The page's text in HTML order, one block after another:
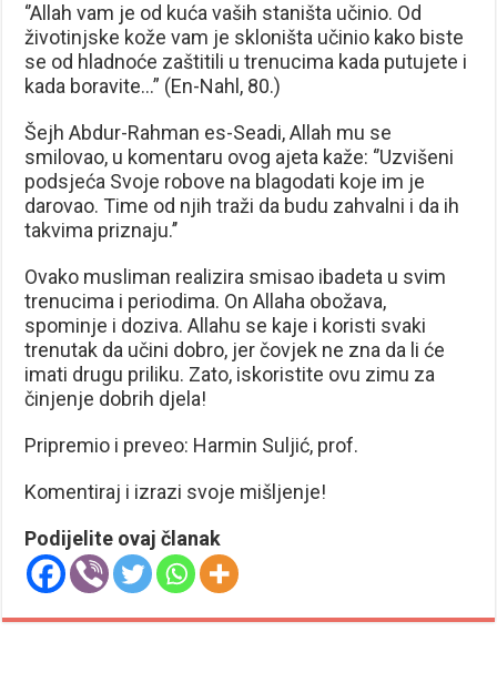
‘’Allah vam je od kuća vaših staništa učinio. Od
životinjske kože vam je skloništa učinio kako biste
se od hladnoće zaštitili u trenucima kada putujete i
kada boravite…” (En-Nahl, 80.)
Šejh Abdur-Rahman es-Seadi, Allah mu se
smilovao, u komentaru ovog ajeta kaže: ‘’Uzvišeni
podsjeća Svoje robove na blagodati koje im je
darovao. Time od njih traži da budu zahvalni i da ih
takvima priznaju.’’
Ovako musliman realizira smisao ibadeta u svim
trenucima i periodima. On Allaha obožava,
spominje i doziva. Allahu se kaje i koristi svaki
trenutak da učini dobro, jer čovjek ne zna da li će
imati drugu priliku. Zato, iskoristite ovu zimu za
činjenje dobrih djela!
Pripremio i preveo: Harmin Suljić, prof.
Komentiraj i izrazi svoje mišljenje!
Podijelite ovaj članak